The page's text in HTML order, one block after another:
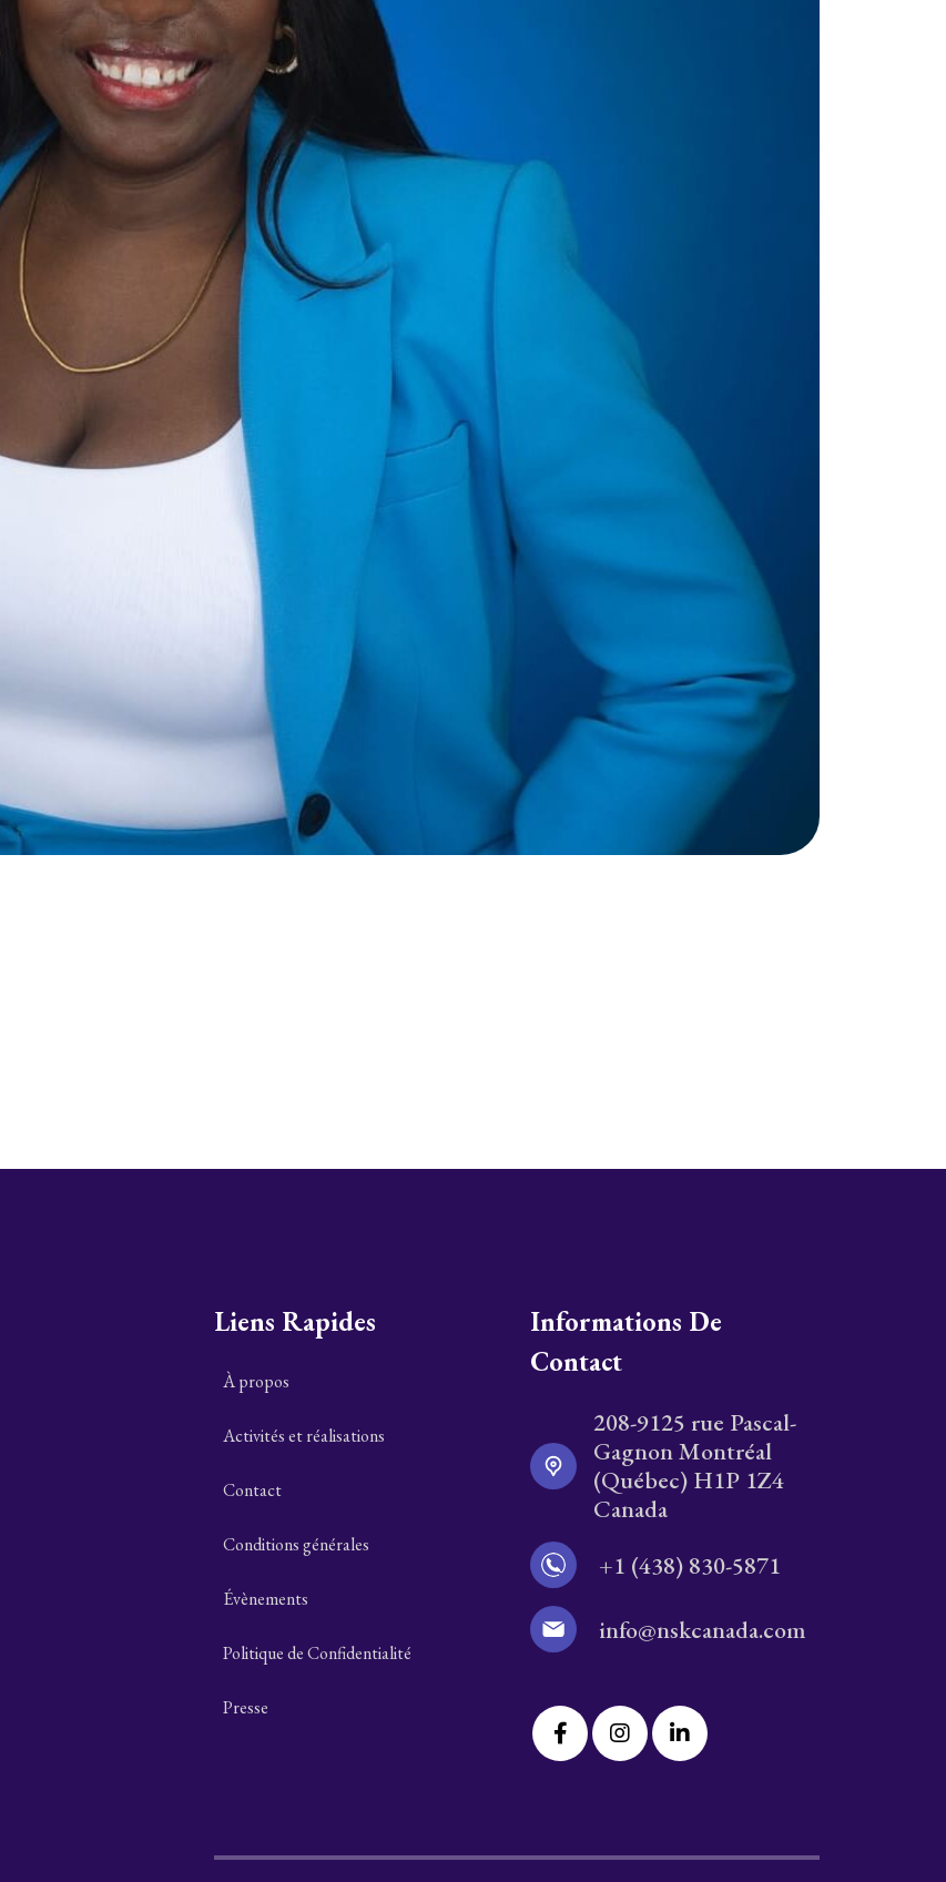
Liens Rapides
À propos
Activités et réalisations
Contact
Conditions générales
Évènements
Politique de Confidentialité
Presse
Informations De
Contact
208-9125 rue Pascal-
Gagnon Montréal
(Québec) H1P 1Z4
Canada
+1 (438) 830-5871
info@nskcanada.com